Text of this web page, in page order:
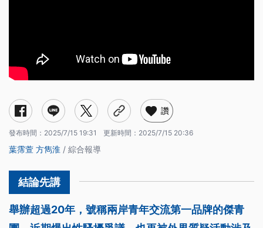
讚
發布時間： 2025/7/15 19:31 更新時間： 2025/7/15 20:36
葉霈萱 方雋淮 / 綜合報導
舉辦超過20年，號稱兩岸青年交流第一品牌的傑青